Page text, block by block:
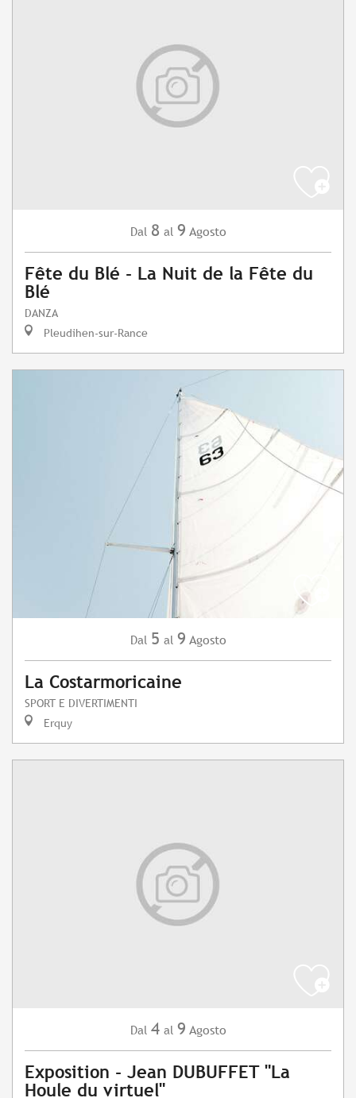
Dal 8 al 9 Agosto
Fête du Blé - La Nuit de la Fête du
Blé
DANZA
Pleudihen-sur-Rance
Dal 5 al 9 Agosto
La Costarmoricaine
SPORT E DIVERTIMENTI
Erquy
Dal 4 al 9 Agosto
Exposition - Jean DUBUFFET "La
Houle du virtuel"